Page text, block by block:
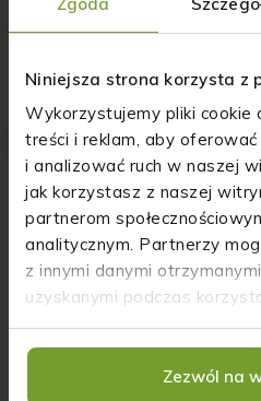
Niniejsza strona korzysta z
Wykorzystujemy pliki cookie
treści i reklam, aby oferować
i analizować ruch w naszej
jak korzystasz z naszej
partnerom
analitycznym. Partnerzy
z innymi danymi
uzyskanymi podczas
Zezwól na
Chcę otrzymywać informacje * (zobacz
Zapoznałam/łem się z informacjami *
Zapoznałam/łem się z informacjami *